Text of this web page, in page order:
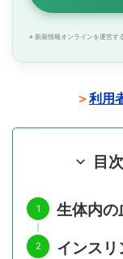
※ 新薬情報オンラインを運営す
＞利用
目
生体内の
インスリ